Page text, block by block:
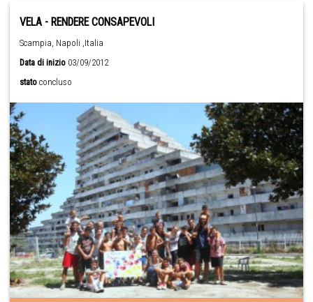
VELA - RENDERE CONSAPEVOLI
Scampia, Napoli ,Italia
Data di inizio 03/09/2012
stato concluso